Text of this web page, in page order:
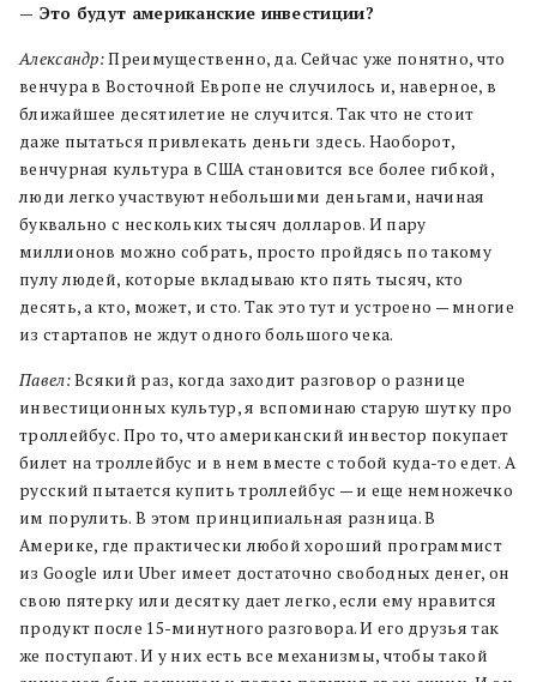
— Это будут американские инвестиции?
Александр:Преимущественно, да. Сейчас уже понятно, что
венчура в Восточной Европе не случилось и, наверное, в
ближайшее десятилетие не случится. Так что не стоит
даже пытаться привлекать деньги здесь. Наоборот,
венчурная культура в США становится все более гибкой,
люди легко участвуют небольшими деньгами, начиная
буквально с нескольких тысяч долларов. И пару
миллионов можно собрать, просто пройдясь по такому
пулу людей, которые вкладываю кто пять тысяч, кто
десять, а кто, может, и сто. Так это тут и устроено — многие
из стартапов не ждут одного большого чека.
Павел:Всякий раз, когда заходит разговор о разнице
инвестиционных культур, я вспоминаю старую шутку про
троллейбус. Про то, что американский инвестор покупает
билет на троллейбус и в нем вместе с тобой куда-то едет. А
русский пытается купить троллейбус — и еще немножечко
им порулить. В этом принципиальная разница. В
Америке, где практически любой хороший программист
из Google или Uber имеет достаточно свободных денег, он
свою пятерку или десятку дает легко, если ему нравится
продукт после 15-минутного разговора. И его друзья так
же поступают. И у них есть все механизмы, чтобы такой